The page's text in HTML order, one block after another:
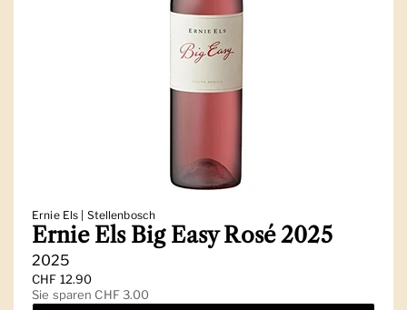
Ernie Els | Stellenbosch
Ernie Els Big Easy Rosé 2025
2025
Regulärer Preis
CHF 12.90
Sale-Preis
Sie sparen CHF 3.00